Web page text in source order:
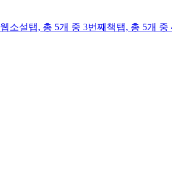
웹소설탭, 총 5개 중 3번째 책탭, 총 5개 중